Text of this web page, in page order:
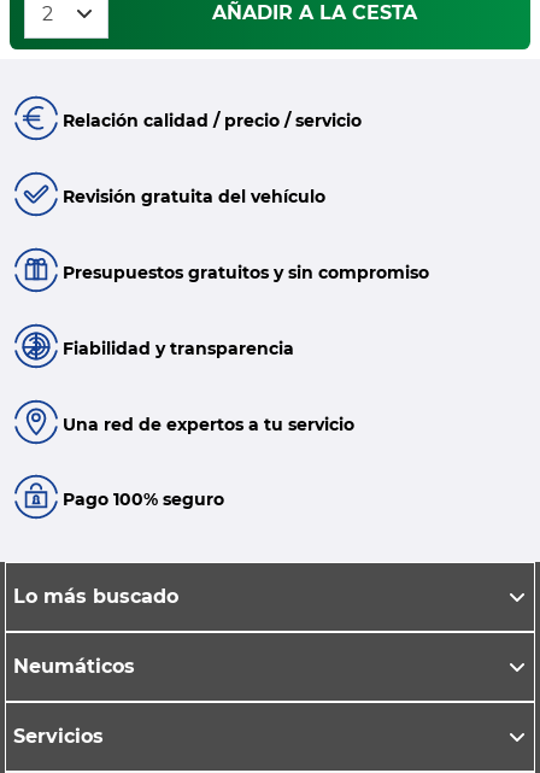
AÑADIR A LA CESTA
Relación calidad / precio / servicio
Revisión gratuita del vehículo
Presupuestos gratuitos y sin compromiso
Fiabilidad y transparencia
Una red de expertos a tu servicio
Pago 100% seguro
Lo más buscado
Neumáticos
Servicios